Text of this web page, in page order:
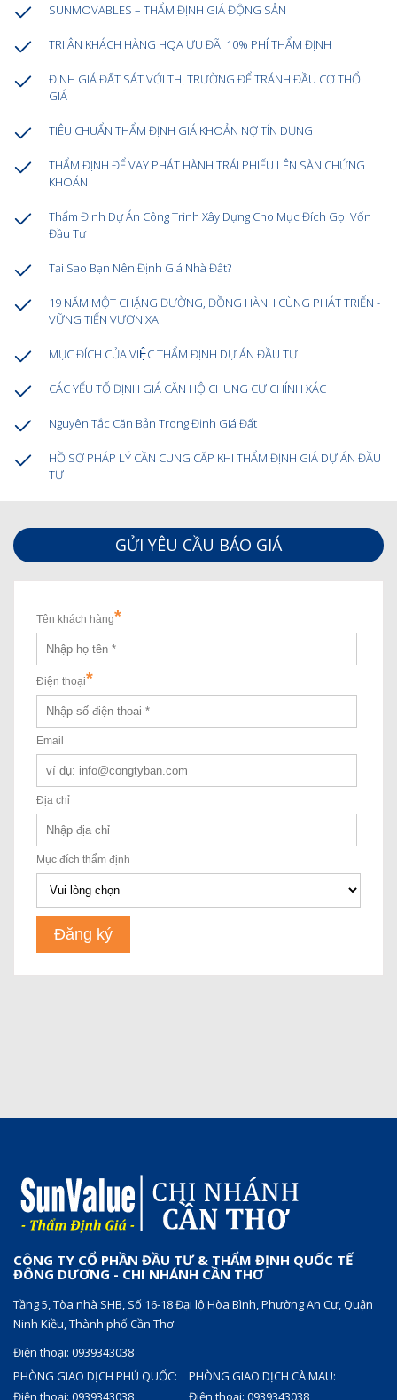
SUNMOVABLES – THẨM ĐỊNH GIÁ ĐỘNG SẢN
TRI ÂN KHÁCH HÀNG HQA ƯU ĐÃI 10% PHÍ THẨM ĐỊNH
ĐỊNH GIÁ ĐẤT SÁT VỚI THỊ TRƯỜNG ĐỂ TRÁNH ĐẦU CƠ THỔI
GIÁ
TIÊU CHUẨN THẨM ĐỊNH GIÁ KHOẢN NỢ TÍN DỤNG
THẨM ĐỊNH ĐỂ VAY PHÁT HÀNH TRÁI PHIẾU LÊN SÀN CHỨNG
KHOÁN
Thẩm Định Dự Án Công Trình Xây Dựng Cho Mục Đích Gọi Vốn
Đầu Tư
Tại Sao Bạn Nên Định Giá Nhà Đất?
19 NĂM MỘT CHẶNG ĐƯỜNG, ĐỒNG HÀNH CÙNG PHÁT TRIỂN -
VỮNG TIẾN VƯƠN XA
MỤC ĐÍCH CỦA VIỆC THẨM ĐỊNH DỰ ÁN ĐẦU TƯ
CÁC YẾU TỐ ĐỊNH GIÁ CĂN HỘ CHUNG CƯ CHÍNH XÁC
Nguyên Tắc Căn Bản Trong Định Giá Đất
HỒ SƠ PHÁP LÝ CẦN CUNG CẤP KHI THẨM ĐỊNH GIÁ DỰ ÁN ĐẦU
TƯ
GỬI YÊU CẦU BÁO GIÁ
CÔNG TY CỔ PHẦN ĐẦU TƯ & THẨM ĐỊNH QUỐC TẾ
ĐÔNG DƯƠNG - CHI NHÁNH CẦN THƠ
Tầng 5, Tòa nhà SHB, Số 16-18 Đại lộ Hòa Bình, Phường An Cư, Quận
Ninh Kiều, Thành phố Cần Thơ
Điện thoại: 0939343038
PHÒNG GIAO DỊCH PHÚ QUỐC:
Điện thoại: 0939343038
PHÒNG GIAO DỊCH CÀ MAU:
Điện thoại: 0939343038